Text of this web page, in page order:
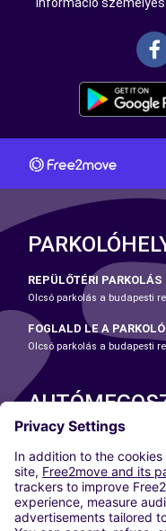
REPÜLŐTÉRI
Olcsó parkolás a budapesti
FOGLALD LE A
Olcsó parkolás a budapesti
VÁROSAINK
Párizs
Madrid
Washington DC
Milan
Rome